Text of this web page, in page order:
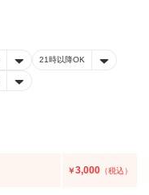
21時以降OK
￥3,000 （税込）